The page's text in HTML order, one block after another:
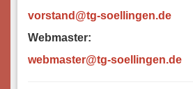
vorstand@tg-soellingen.de
Webmaster:
webmaster@tg-soellingen.de